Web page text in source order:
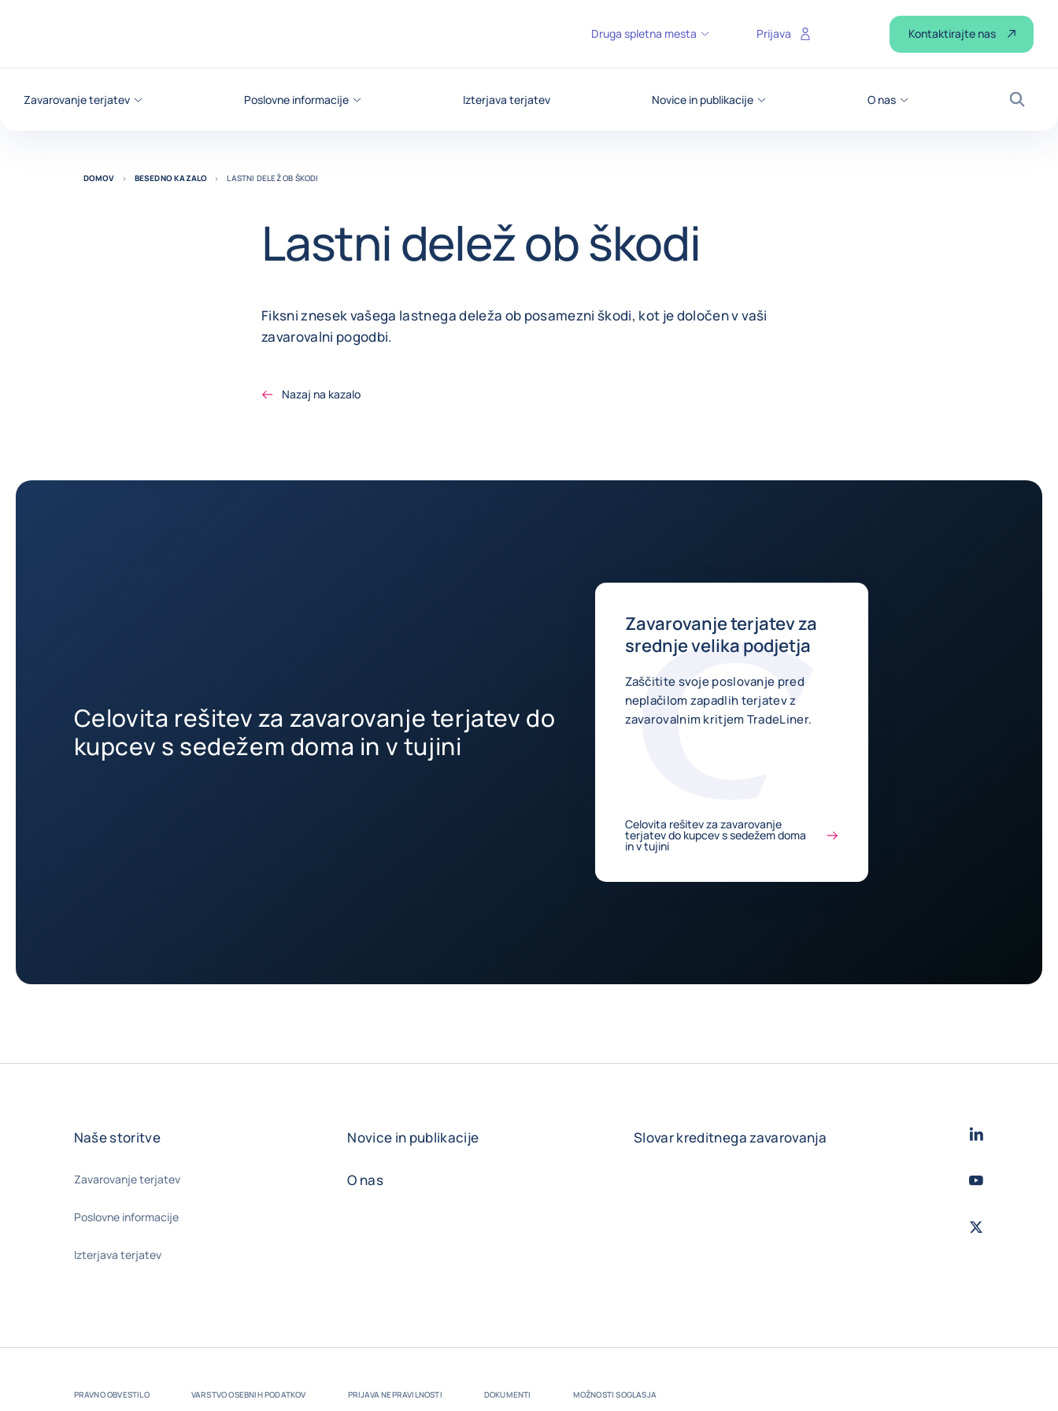
Zavarovanje terjatev Poslovne informacije Izterjava terjatev Novice in publikacije O nas
Iskanje
Druga spletna mesta Prijava Kontaktirajte nas
DOMOV BESEDNO KAZALO LASTNI DELEŽ OB ŠKODI
Lastni delež ob škodi
Fiksni znesek vašega lastnega deleža ob posamezni škodi, kot je določen v vaši
zavarovalni pogodbi.
Nazaj na kazalo
Celovita rešitev za zavarovanje terjatev do
kupcev s sedežem doma in v tujini
Zavarovanje terjatev za
srednje velika podjetja
Zaščitite svoje poslovanje pred
neplačilom zapadlih terjatev z
zavarovalnim kritjem TradeLiner.
Celovita rešitev za zavarovanje
terjatev do kupcev s sedežem doma
in v tujini
Naše storitve
Zavarovanje terjatev
Poslovne informacije
Izterjava terjatev
Novice in publikacije
O nas
Slovar kreditnega zavarovanja LinkedIn
Youtube
Twitter
PRAVNO OBVESTILO VARSTVO OSEBNIH PODATKOV PRIJAVA NEPRAVILNOSTI DOKUMENTI MOŽNOSTI SOGLASJA